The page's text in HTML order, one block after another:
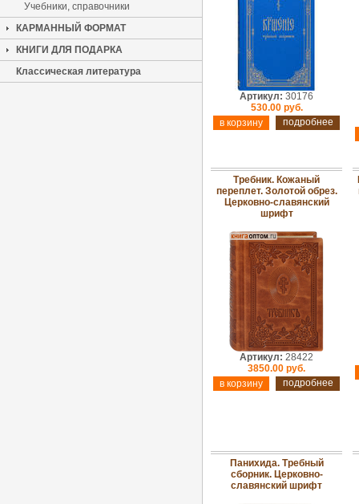
Учебники, справочники
КАРМАННЫЙ ФОРМАТ
КНИГИ ДЛЯ ПОДАРКА
Классическая литература
Артикул: 30176
530.00 руб.
подробнее
Требник. Кожаный
переплет. Золотой обрез.
Церковно-славянский
шрифт
Артикул: 28422
3850.00 руб.
подробнее
Панихида. Требный
сборник. Церковно-
славянский шрифт